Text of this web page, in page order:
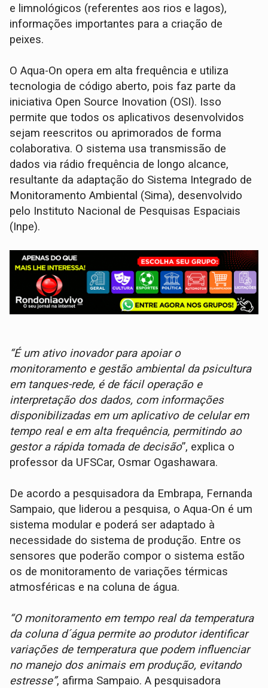
e limnológicos (referentes aos rios e lagos),
informações importantes para a criação de
peixes.
O Aqua-On opera em alta frequência e utiliza
tecnologia de código aberto, pois faz parte da
iniciativa Open Source Inovation (OSI). Isso
permite que todos os aplicativos desenvolvidos
sejam reescritos ou aprimorados de forma
colaborativa. O sistema usa transmissão de
dados via rádio frequência de longo alcance,
resultante da adaptação do Sistema Integrado de
Monitoramento Ambiental (Sima), desenvolvido
pelo Instituto Nacional de Pesquisas Espaciais
(Inpe).
“É um ativo inovador para apoiar o
monitoramento e gestão ambiental da psicultura
em tanques-rede, é de fácil operação e
interpretação dos dados, com informações
disponibilizadas em um aplicativo de celular em
tempo real e em alta frequência, permitindo ao
gestor a rápida tomada de decisão”, explica o
professor da UFSCar, Osmar Ogashawara.
De acordo a pesquisadora da Embrapa, Fernanda
Sampaio, que liderou a pesquisa, o Aqua-On é um
sistema modular e poderá ser adaptado à
necessidade do sistema de produção. Entre os
sensores que poderão compor o sistema estão
os de monitoramento de variações térmicas
atmosféricas e na coluna de água.
“O monitoramento em tempo real da temperatura
da coluna d´água permite ao produtor identificar
variações de temperatura que podem influenciar
no manejo dos animais em produção, evitando
estresse”, afirma Sampaio. A pesquisadora